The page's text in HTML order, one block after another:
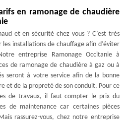
en ramonage de chaudière
et en sécurité chez vous ? C’est très
installations de chauffage afin d’éviter
entreprise Ramonage Occitanie à
de ramonage de chaudière à gaz ou à
seront à votre service afin de la bonne
et de la propreté de son conduit. Pour ce
de travaux, il faut compter le prix du
de maintenance car certaines pièces
rassurez-vous, chez notre entreprise